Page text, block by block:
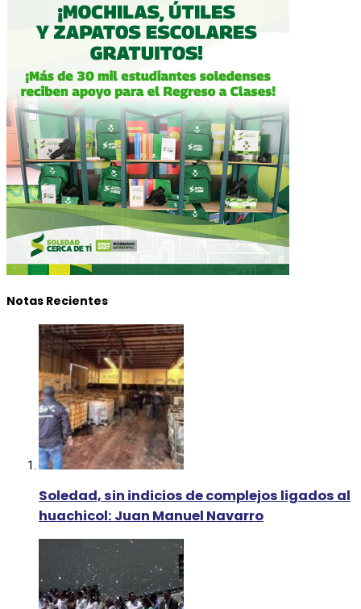
Notas Recientes
Soledad, sin indicios de complejos ligados al
huachicol: Juan Manuel Navarro